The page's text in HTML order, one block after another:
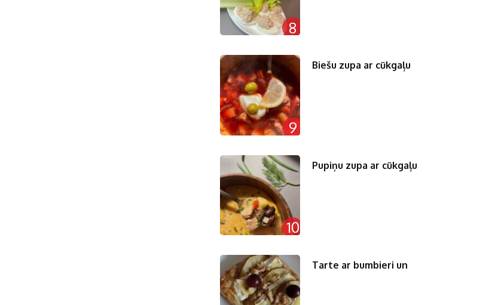
8
9
Biešu zupa ar cūkgaļu
10
Pupiņu zupa ar cūkgaļu
Tarte ar bumbieri un